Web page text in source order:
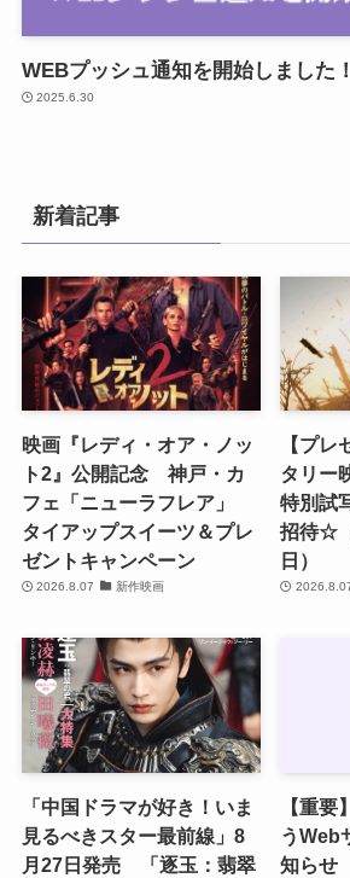
WEBプッシュ通知を開始しました！
2025.6.30
新着記事
映画『レディ・オア・ノッ
ト2』公開記念 神戸・カ
フェ「ニューラフレア」
タイアップスイーツ＆プレ
ゼントキャンペーン
2026.8.07 新作映画
【プ
タリー
特別試
招待☆
日）
「中国ドラマが好き！いま
見るべきスター最前線」8
月27日発売 「逐玉：翡翠
【重
うWeb
知らせ